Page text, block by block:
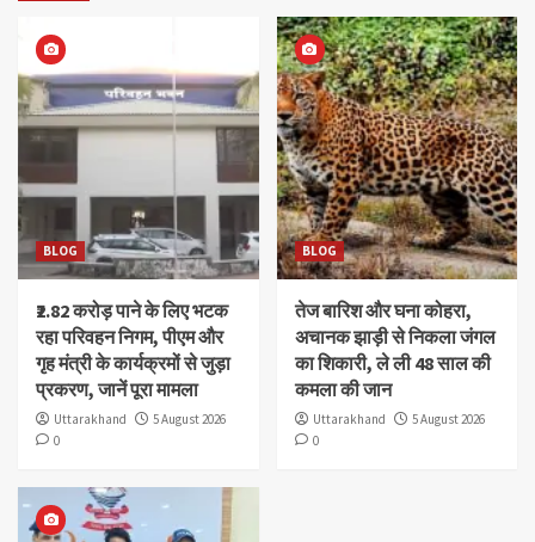
BLOG
₹2.82 करोड़ पाने के लिए भटक
रहा परिवहन निगम, पीएम और
गृह मंत्री के कार्यक्रमों से जुड़ा
प्रकरण, जानें पूरा मामला
Uttarakhand
5 August 2026
0
BLOG
तेज बारिश और घना कोहरा,
अचानक झाड़ी से निकला जंगल
का शिकारी, ले ली 48 साल की
कमला की जान
Uttarakhand
5 August 2026
0